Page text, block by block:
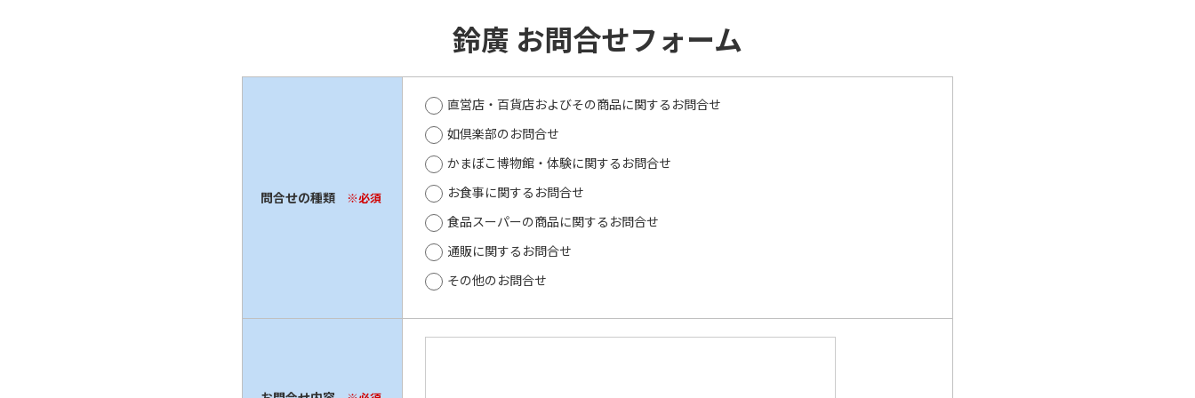
鈴廣 お問合せフォーム
問合せの種類 ※必須
直営店・百貨店およびその商品に関するお問合せ
如倶楽部のお問合せ
かまぼこ博物館・体験に関するお問合せ
お食事に関するお問合せ
食品スーパーの商品に関するお問合せ
通販に関するお問合せ
その他のお問合せ